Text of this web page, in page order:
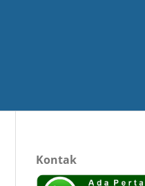
Kontak